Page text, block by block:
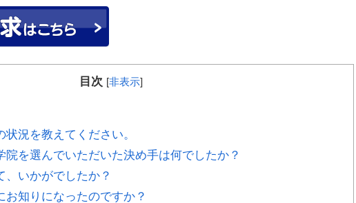
目次 [非表示]
況を教えてください。
を選んでいただいた決め手は何でしたか？
いかがでしたか？
知りになったのですか？